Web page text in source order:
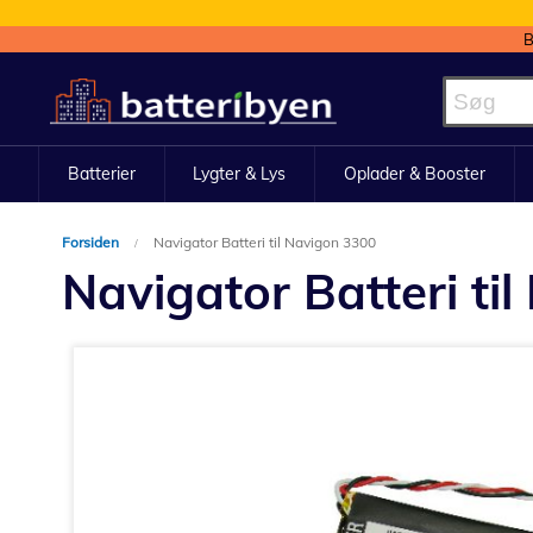
to
Content
Batterier Lygter & Lys Oplader & Booster
Forsiden Navigator Batteri til Navigon 3300
Navigator Batteri til